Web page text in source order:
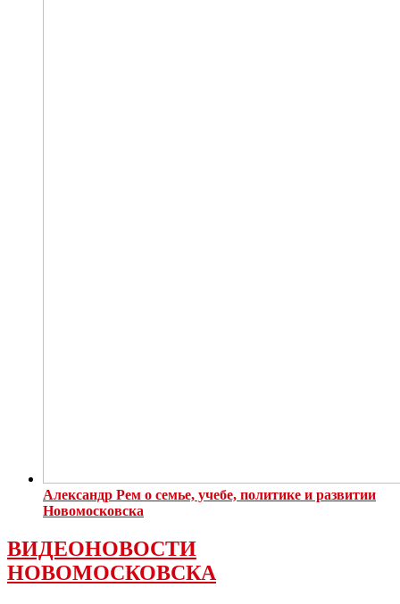
Александр Рем о семье, учебе, политике и развитии
Новомосковска
ВИДЕОНОВОСТИ
НОВОМОСКОВСКА